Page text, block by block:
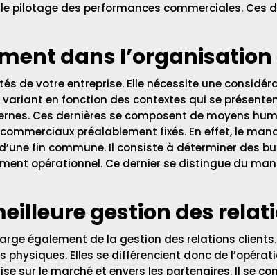
pilotage des performances commerciales.
dans
de votre entreprise. Elle nécessite une
en fonction des contextes qui se
Ces dernières se composent de moyens
préalablement fixés. En effet, le
fin commune. Il consiste à déterminer des
opérationnel. Ce dernier se distingue du
gestion des
également de la gestion des relations
Elles se différencient donc de
sur le marché et envers les partenaires. Il se